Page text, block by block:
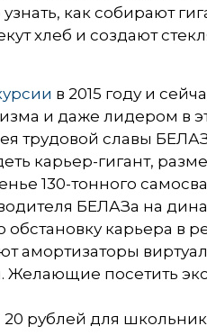
как собирают
хлеб и создают
в 2015 году и
и даже лидером в
трудовой славы
карьер-гигант,
130-тонного
БЕЛАЗа на
карьера в
амортизаторы
посетить
рублей для